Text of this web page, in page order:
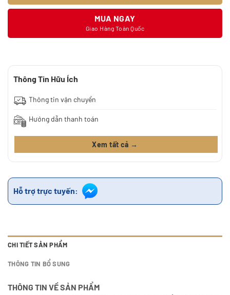
MUA NGAY
Giao Hàng Toàn Quốc
Thông Tin Hữu Ích
Thông tin vận chuyển
Hướng dẫn thanh toán
Xem tất cả →
Hỗ trợ trực tuyến:
CHI TIẾT SẢN PHẨM
THÔNG TIN BỔ SUNG
THÔNG TIN VỀ SẢN PHẨM